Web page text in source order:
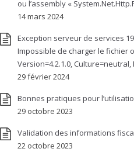
ou l’assembly «
14 mars 2024
Exception serveur de services
Impossible de charger le fichier
Version=4.2.1.0,
29 février 2024
Bonnes pratiques pour
29 octobre 2023
Validation des informations
22 octobre 2023